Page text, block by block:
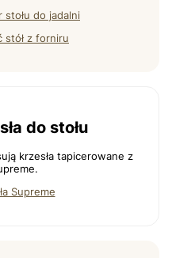
stołu do jadalni
stół z forniru
do stołu
krzesła tapicerowane z
Supreme